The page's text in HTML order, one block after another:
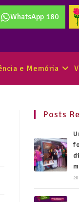
WhatsApp 180
e Memória
Posts